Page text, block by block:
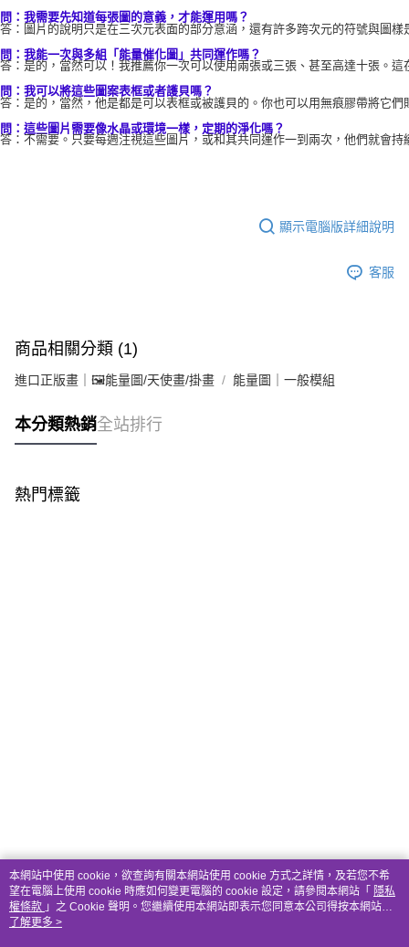
問：我需要先知道每張圖的意義，才能運用嗎？
答：圖片的說明只是在三次元表面的部分意涵，還有許多跨次元的符號與圖
問：我能一次與多組「能量催化圖」共同運作嗎？
答：是的，當然可以！我推薦你一次可以使用兩張或三張、甚至高達十張。
問：我可以將這些圖案表框或者護貝嗎？
答：是的，當然，他是都是可以表框或被護貝的。你也可以用無痕膠帶將它
問：這些圖片需要像水晶或環境一樣，定期的淨化嗎？
答：不需要。只要每週注視這些圖片，或和其共同運作一到兩次，他們就會
顯示電腦版詳細說明
客服
商品相關分類 (1)
進口正版畫｜🖼️能量圖/天使畫/掛畫 能量圖｜一般模組
本分類熱銷全站排行
熱門標籤
本網站中使用 cookie，欲查詢有關本網站使用 cookie 方式之詳情，及若您不希
望在電腦上使用 cookie 時應如何變更電腦的 cookie 設定，請參閱本網站「 隱私
權條款 」之 Cookie 聲明。您繼續使用本網站即表示您同意本公司得按本網站使
用條款之 Cookie 聲明使用 cookie。
了解更多 >